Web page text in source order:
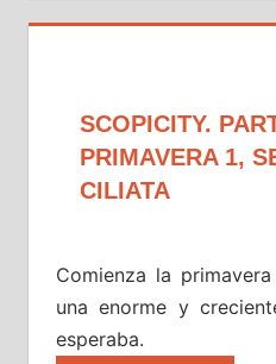
SCOPICITY.
PRIMAVERA 1,
CILIATA
Comienza la
una enorme y
esperaba.